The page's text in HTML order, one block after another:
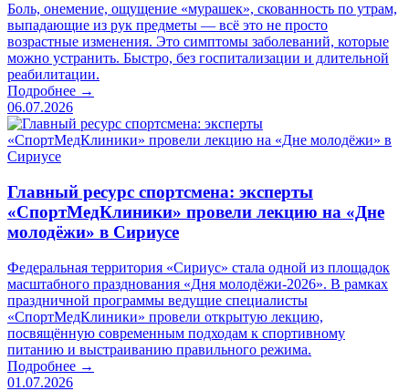
Боль, онемение, ощущение «мурашек», скованность по утрам,
выпадающие из рук предметы — всё это не просто
возрастные изменения. Это симптомы заболеваний, которые
можно устранить. Быстро, без госпитализации и длительной
реабилитации.
Подробнее →
06.07.2026
Главный ресурс спортсмена: эксперты
«СпортМедКлиники» провели лекцию на «Дне
молодёжи» в Сириусе
Федеральная территория «Сириус» стала одной из площадок
масштабного празднования «Дня молодёжи-2026». В рамках
праздничной программы ведущие специалисты
«СпортМедКлиники» провели открытую лекцию,
посвящённую современным подходам к спортивному
питанию и выстраиванию правильного режима.
Подробнее →
01.07.2026